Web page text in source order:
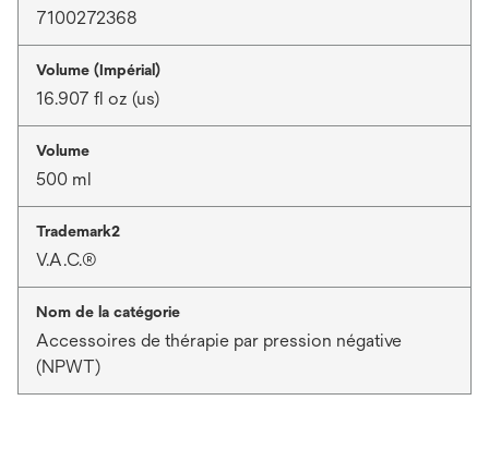
7100272368
Volume (Impérial)
16.907 fl oz (us)
Volume
500 ml
Trademark2
V.A.C.®
Nom de la catégorie
Accessoires de thérapie par pression négative
(NPWT)